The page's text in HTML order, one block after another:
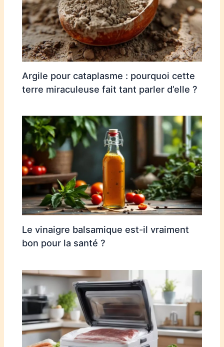
Argile pour cataplasme : pourquoi cette
terre miraculeuse fait tant parler d’elle ?
Le vinaigre balsamique est-il vraiment
bon pour la santé ?